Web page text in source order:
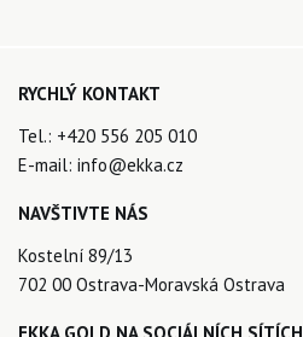
RYCHLÝ KONTAKT
Tel.: +420 556 205 010
E-mail: info@ekka.cz
NAVŠTIVTE NÁS
Kostelní 89/13
702 00 Ostrava-Moravská Ostrava